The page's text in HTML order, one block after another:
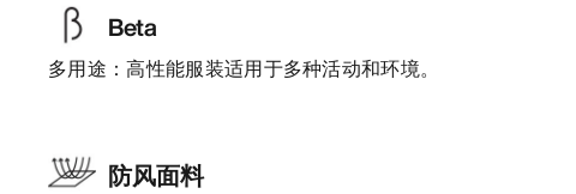
Beta
多用途：高性能服装适用于多种活动和环境。
防风面料